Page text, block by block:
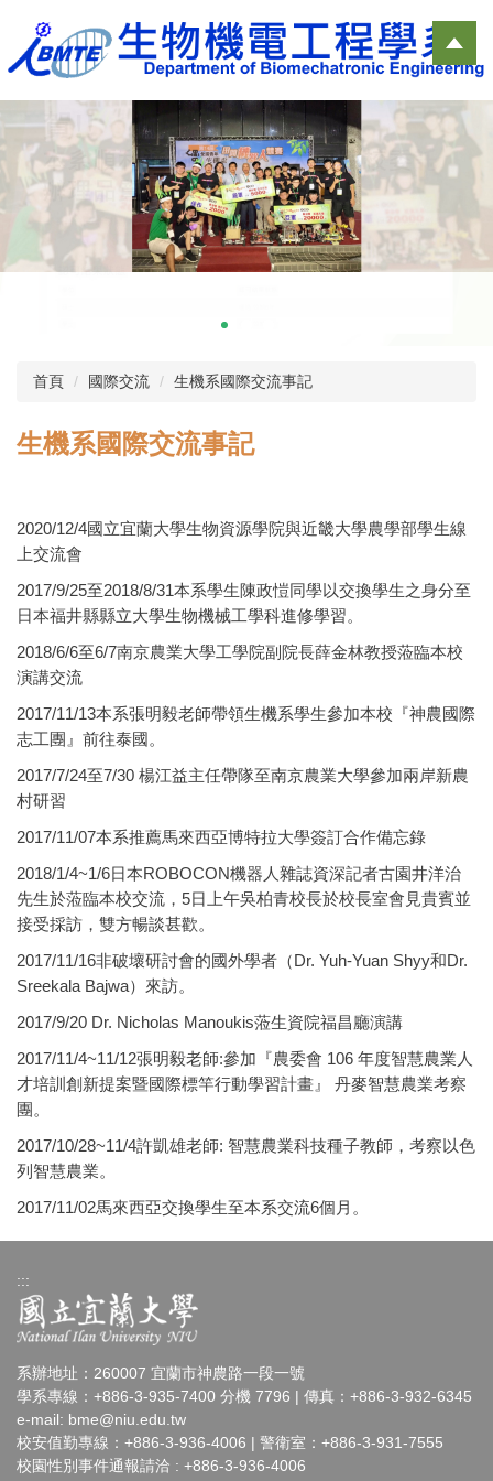
主
容
區
首頁 國際交流 生機系國際交流事記
生機系國際交流事記
2020/12/4國立宜蘭大學生物資源學院與近畿大學農學部學生線
上交流會
2017/9/25至2018/8/31本系學生陳政愷同學以交換學生之身分至
日本福井縣縣立大學生物機械工學科進修學習。
2018/6/6至6/7南京農業大學工學院副院長薛金林教授蒞臨本校
演講交流
2017/11/13本系張明毅老師帶領生機系學生參加本校『神農國際
志工團』前往泰國。
2017/7/24至7/30 楊江益主任帶隊至南京農業大學參加兩岸新農
村研習
2017/11/07本系推薦馬來西亞博特拉大學簽訂合作備忘錄
2018/1/4~1/6日本ROBOCON機器人雜誌資深記者古園井洋治
先生於蒞臨本校交流，5日上午吳柏青校長於校長室會見貴賓並
接受採訪，雙方暢談甚歡。
2017/11/16非破壞研討會的國外學者（Dr. Yuh-Yuan Shyy和Dr.
Sreekala Bajwa）來訪。
2017/9/20 Dr. Nicholas Manoukis蒞生資院福昌廳演講
2017/11/4~11/12張明毅老師:參加『農委會 106 年度智慧農業人
才培訓創新提案暨國際標竿行動學習計畫』 丹麥智慧農業考察
團。
2017/10/28~11/4許凱雄老師: 智慧農業科技種子教師，考察以色
列智慧農業。
2017/11/02馬來西亞交換學生至本系交流6個月。
:::
系辦地址：260007 宜蘭市神農路一段一號
學系專線：+886-3-935-7400 分機 7796 | 傳真：+886-3-932-6345
e-mail: bme@niu.edu.tw
校安值勤專線：+886-3-936-4006 | 警衛室：+886-3-931-7555
校園性別事件通報請洽 : +886-3-936-4006